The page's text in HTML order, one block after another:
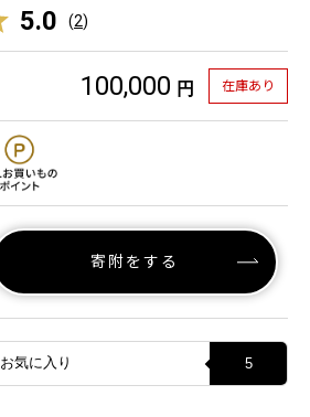
5.0 (2)
100,000 円 在庫あり
寄附をする
お気に入り 5